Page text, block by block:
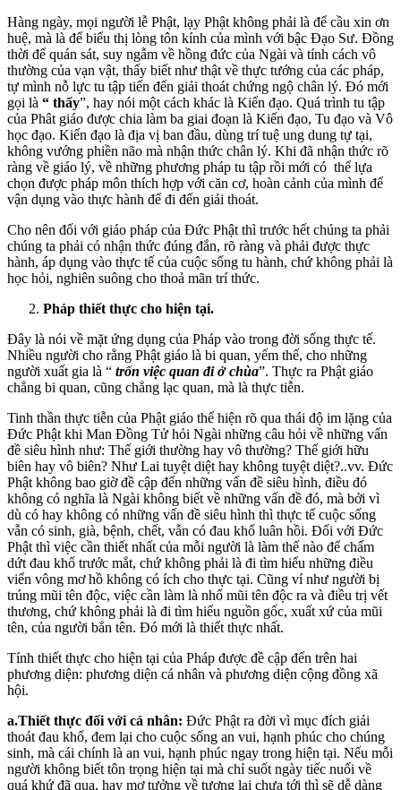
Hàng ngày, mọi người lễ Phật, lạy Phật không phải là để cầu xin ơn
huệ, mà là để biểu thị lòng tôn kính của mình với bậc Đạo Sư. Đồng
thời để quán sát, suy ngẫm về hồng đức của Ngài và tính cách vô
thường của vạn vật, thấy biết như thật về thực tướng của các pháp,
tự mình nỗ lực tu tập tiến đến giải thoát chứng ngộ chân lý. Đó mới
gọi là “ thấy”, hay nói một cách khác là Kiến đạo. Quá trình tu tập
của Phât giáo được chia làm ba giai đoạn là Kiến đạo, Tu đạo và Vô
học đạo. Kiến đạo là địa vị ban đầu, dùng trí tuệ ung dung tự tại,
không vướng phiền não mà nhận thức chân lý. Khi đã nhận thức rõ
ràng về giáo lý, về những phương pháp tu tập rồi mới có thể lựa
chọn được pháp môn thích hợp với căn cơ, hoàn cảnh của mình để
vận dụng vào thực hành để đi đến giải thoát.
Cho nên đối với giáo pháp của Đức Phật thì trước hết chúng ta phải
chúng ta phải có nhận thức đúng đắn, rõ ràng và phải được thực
hành, áp dụng vào thực tế của cuộc sống tu hành, chứ không phải là
học hỏi, nghiên suông cho thoả mãn trí thức.
Pháp thiết thực cho hiện tại.
Đây là nói về mặt ứng dụng của Pháp vào trong đời sống thực tế.
Nhiều người cho rằng Phật giáo là bi quan, yếm thế, cho những
người xuất gia là “ trốn việc quan đi ở chùa”. Thực ra Phật giáo
chẳng bi quan, cũng chẳng lạc quan, mà là thực tiễn.
Tinh thần thực tiễn của Phật giáo thể hiện rõ qua thái độ im lặng của
Đức Phật khi Man Đồng Tử hỏi Ngài những câu hỏi về những vấn
đề siêu hình như: Thế giới thường hay vô thường? Thế giới hữu
biên hay vô biên? Như Lai tuyệt diệt hay không tuyệt diệt?..vv. Đức
Phật không bao giờ đề cập đến những vấn đề siêu hình, điều đó
không có nghĩa là Ngài không biết về những vấn đề đó, mà bởi vì
dù có hay không có những vấn đề siêu hình thì thực tế cuộc sống
vẫn có sinh, già, bệnh, chết, vẫn có đau khổ luân hồi. Đối với Đức
Phật thì việc cần thiết nhất của mỗi người là làm thế nào để chấm
dứt đau khổ trước mắt, chứ không phải là đi tìm hiểu những điều
viển vông mơ hồ không có ích cho thực tại. Cũng ví như người bị
trúng mũi tên độc, việc cần làm là nhổ mũi tên độc ra và điều trị vết
thương, chứ không phải là đi tìm hiểu nguồn gốc, xuất xứ của mũi
tên, của người bắn tên. Đó mới là thiết thực nhất.
Tính thiết thực cho hiện tại của Pháp được đề cập đến trên hai
phương diện: phương diện cá nhân và phương diện cộng đồng xã
hội.
a.Thiết thực đối với cá nhân: Đức Phật ra đời vì mục đích giải
thoát đau khổ, đem lại cho cuộc sống an vui, hạnh phúc cho chúng
sinh, mà cái chính là an vui, hạnh phúc ngay trong hiện tại. Nếu mỗi
người không biết tôn trọng hiện tại mà chỉ suốt ngày tiếc nuối về
quá khứ đã qua, hay mơ tưởng về tương lai chưa tới thì sẽ dễ dàng